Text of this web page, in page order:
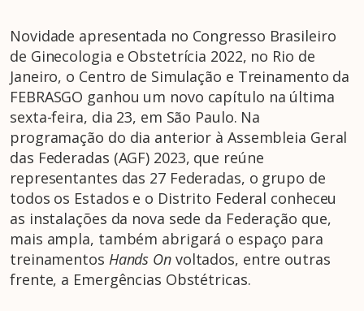
Novidade apresentada no Congresso Brasileiro
de Ginecologia e Obstetrícia 2022, no Rio de
Janeiro, o Centro de Simulação e Treinamento da
FEBRASGO ganhou um novo capítulo na última
sexta-feira, dia 23, em São Paulo. Na
programação do dia anterior à Assembleia Geral
das Federadas (AGF) 2023, que reúne
representantes das 27 Federadas, o grupo de
todos os Estados e o Distrito Federal conheceu
as instalações da nova sede da Federação que,
mais ampla, também abrigará o espaço para
treinamentos Hands Onvoltados, entre outras
frente, a Emergências Obstétricas.